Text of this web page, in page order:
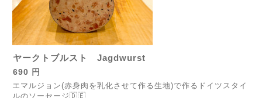
ヤークトブルスト Jagdwurst
690 円
エマルジョン(赤身肉を乳化させて作る生地)で作るドイツスタイ
ルのソーセージ🇩🇪